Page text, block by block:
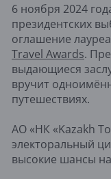
6 ноября 2024
президентских
оглашение
Travel Awards.
выдающиеся
вручит
путешествиях.
АО «НК «Kazakh
электоральный
высокие шансы